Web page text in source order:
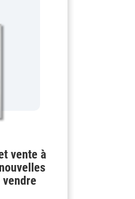
vente à